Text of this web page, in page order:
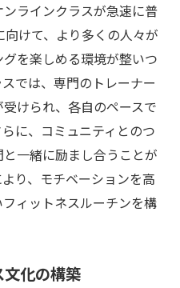
でのコース設計
ーニング環境
フィットネス交流
活かした普及活動
チャレンジ
トレンドを予測
ラインクラスが急速に普
けて、より多くの人々が
を楽しめる環境が整いつ
では、専門のトレーナー
けられ、各自のペースで
に、コミュニティとのつ
一緒に励まし合うことが
り、モチベーションを高
ィットネスルーチンを構
化の構築